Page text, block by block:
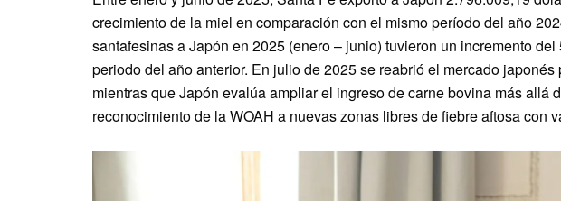
crecimiento de la miel en comparación con el mismo período del año
santafesinas a Japón en 2025 (enero – junio) tuvieron un incremento
periodo del año anterior. En julio de 2025 se reabrió el mercado
mientras que Japón evalúa ampliar el ingreso de carne bovina más allá
reconocimiento de la WOAH a nuevas zonas libres de fiebre aftosa con